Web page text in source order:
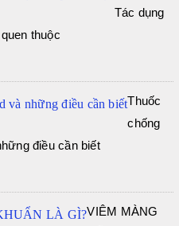
Tác dụng
thuộc
Thuốc
chống
điều cần biết
VIÊM MÀNG